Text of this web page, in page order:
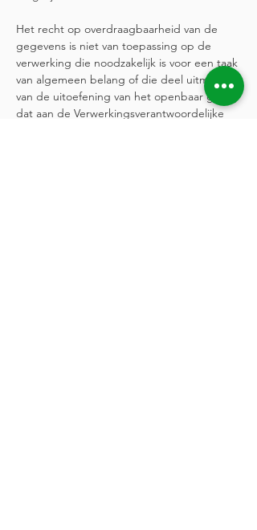
Het recht op overdraagbaarheid van de
gegevens is niet van toepassing op de
verwerking die noodzakelijk is voor een taak
van algemeen belang of die deel uitmaakt
van de uitoefening van het openbaar gezag
dat aan de Verwerkingsverantwoordelijke